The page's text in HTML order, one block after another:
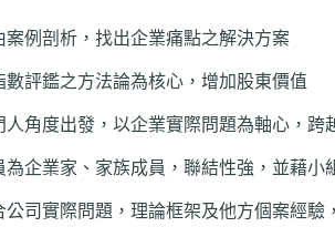
案例剖析，找出企業痛點之解決方案
數評鑑之方法論為核心，增加股東價值
人角度出發，以企業實際問題為軸心，跨
為企業家、家族成員，聯結性強，並藉小
公司實際問題，理論框架及他方個案經驗